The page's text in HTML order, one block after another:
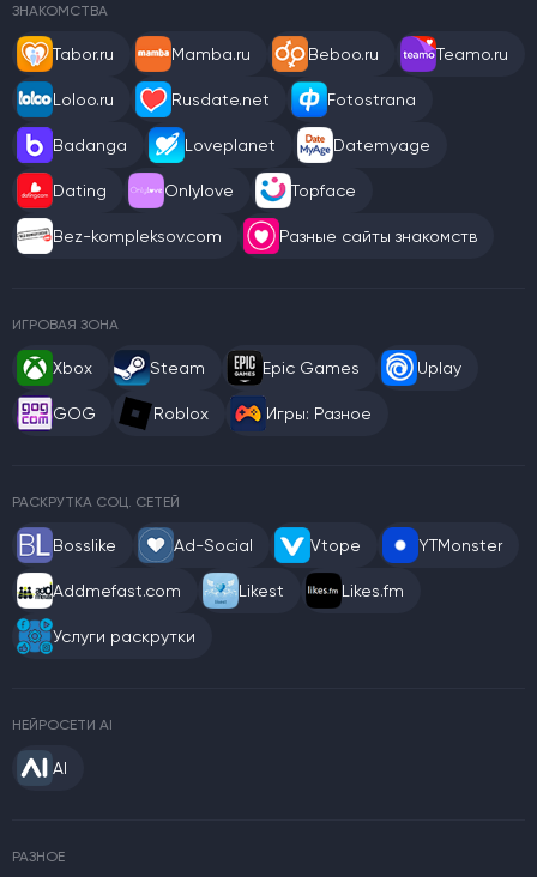
ЗНАКОМСТВА
Tabor.ru Mamba.ru Beboo.ru Teamo.ru
Loloo.ru Rusdate.net Fotostrana
Badanga Loveplanet Datemyage
Dating Onlylove Topface
Bez-kompleksov.com Разные сайты знакомств
ИГРОВАЯ ЗОНА
Xbox Steam Epic Games Uplay
GOG Roblox Игры: Разное
РАСКРУТКА СОЦ. СЕТЕЙ
Bosslike Ad-Social Vtope YTMonster
Addmefast.com Likest Likes.fm
Услуги раскрутки
НЕЙРОСЕТИ AI
AI
РАЗНОЕ